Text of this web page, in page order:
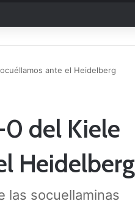
ante el Heidelberg
0 del Kiele
Heidelberg
las socuellaminas